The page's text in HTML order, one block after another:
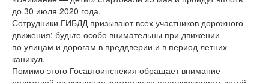
до 30 июля 2020 года.
Сотрудники ГИБДД призывают всех участников дорожного
движения: будьте особо внимательны при движении
по улицам и дорогам в преддверии и в период летних
каникул.
Помимо этого Госавтоинспекия обращает внимание